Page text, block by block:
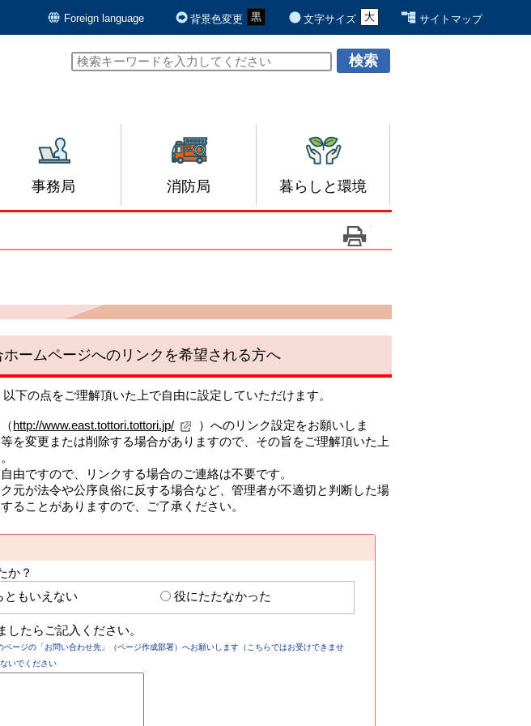
Foreign language 背景色変更 黒
青
白 文字サイズ 大
元 サイトマップ
事務局 消防局 暮らしと環境
ームページへのリンクを希望される方へ
下の点をご理解頂いた上で自由に設定していただけます。
http://www.east.tottori.tottori.jp/
）へのリンク設定をお願いしま
を変更または削除する場合がありますので、その旨をご理解頂いた上
由ですので、リンクする場合のご連絡は不要です。
元が法令や公序良俗に反する場合など、管理者が不適切と判断した場
ることがありますので、ご了承ください。
か？
ともいえない 役にたたなかった
たらご記入ください。
ページの「お問い合わせ先」（ページ作成部署）へお願いします（こちらではお受けできませ
いでください